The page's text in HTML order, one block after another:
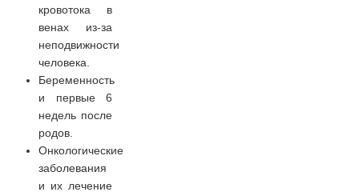
кровотока в
венах из-за
неподвижности
человека.
Беременность
и первые 6
недель после
родов.
Онкологические
заболевания
и их лечение